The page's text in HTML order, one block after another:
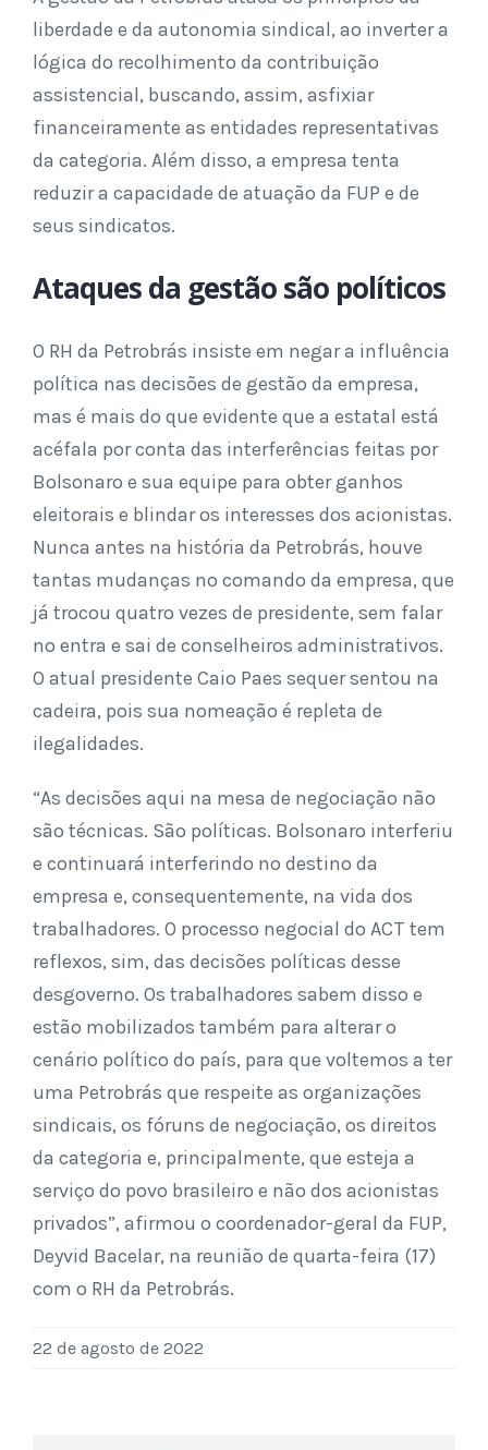
liberdade e da autonomia sindical, ao inverter a
lógica do recolhimento da contribuição
assistencial, buscando, assim, asfixiar
financeiramente as entidades representativas
da categoria. Além disso, a empresa tenta
reduzir a capacidade de atuação da FUP e de
seus sindicatos.
Ataques da gestão são políticos
O RH da Petrobrás insiste em negar a influência
política nas decisões de gestão da empresa,
mas é mais do que evidente que a estatal está
acéfala por conta das interferências feitas por
Bolsonaro e sua equipe para obter ganhos
eleitorais e blindar os interesses dos acionistas.
Nunca antes na história da Petrobrás, houve
tantas mudanças no comando da empresa, que
já trocou quatro vezes de presidente, sem falar
no entra e sai de conselheiros administrativos.
O atual presidente Caio Paes sequer sentou na
cadeira, pois sua nomeação é repleta de
ilegalidades.
“As decisões aqui na mesa de negociação não
são técnicas. São políticas. Bolsonaro interferiu
e continuará interferindo no destino da
empresa e, consequentemente, na vida dos
trabalhadores. O processo negocial do ACT tem
reflexos, sim, das decisões políticas desse
desgoverno. Os trabalhadores sabem disso e
estão mobilizados também para alterar o
cenário político do país, para que voltemos a ter
uma Petrobrás que respeite as organizações
sindicais, os fóruns de negociação, os direitos
da categoria e, principalmente, que esteja a
serviço do povo brasileiro e não dos acionistas
privados”, afirmou o coordenador-geral da FUP,
Deyvid Bacelar, na reunião de quarta-feira (17)
com o RH da Petrobrás.
22 de agosto de 2022